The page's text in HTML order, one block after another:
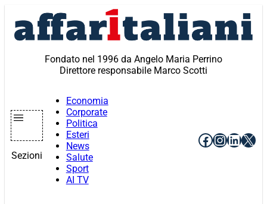
contenuto
Fondato nel 1996 da Angelo Maria Perrino
Direttore responsabile Marco Scotti
Sezioni
Economia
Corporate
Politica
Esteri
News
Salute
Sport
AI TV
Facebook
X